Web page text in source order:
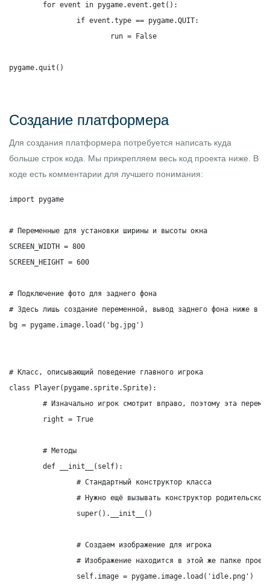
pygame.quit()
Создание платформера
Для создания платформера потребуется написать куда
больше строк кода. Мы прикрепляем весь код проекта ниже. В
коде есть комментарии для лучшего понимания:
import pygame
# Переменные для установки ширины и высоты окна
SCREEN_WIDTH = 800
SCREEN_HEIGHT = 600
# Подключение фото для заднего фона
# Здесь лишь создание переменной, вывод заднего фона ниже в
bg = pygame.image.load('bg.jpg')
# Класс, описывающий поведение главного игрока
class Player(pygame.sprite.Sprite):